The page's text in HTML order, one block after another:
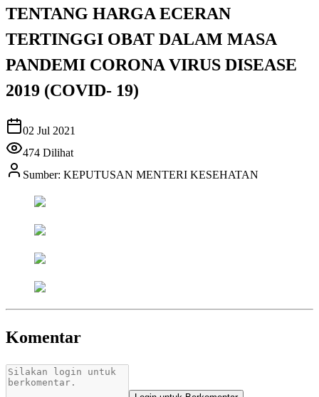
TENTANG HARGA ECERAN
TERTINGGI OBAT DALAM MASA
PANDEMI CORONA VIRUS DISEASE
2019 (COVID- 19)
02 Jul 2021
474 Dilihat
Sumber: KEPUTUSAN MENTERI KESEHATAN
Komentar